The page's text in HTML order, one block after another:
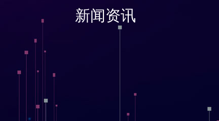
新闻资讯